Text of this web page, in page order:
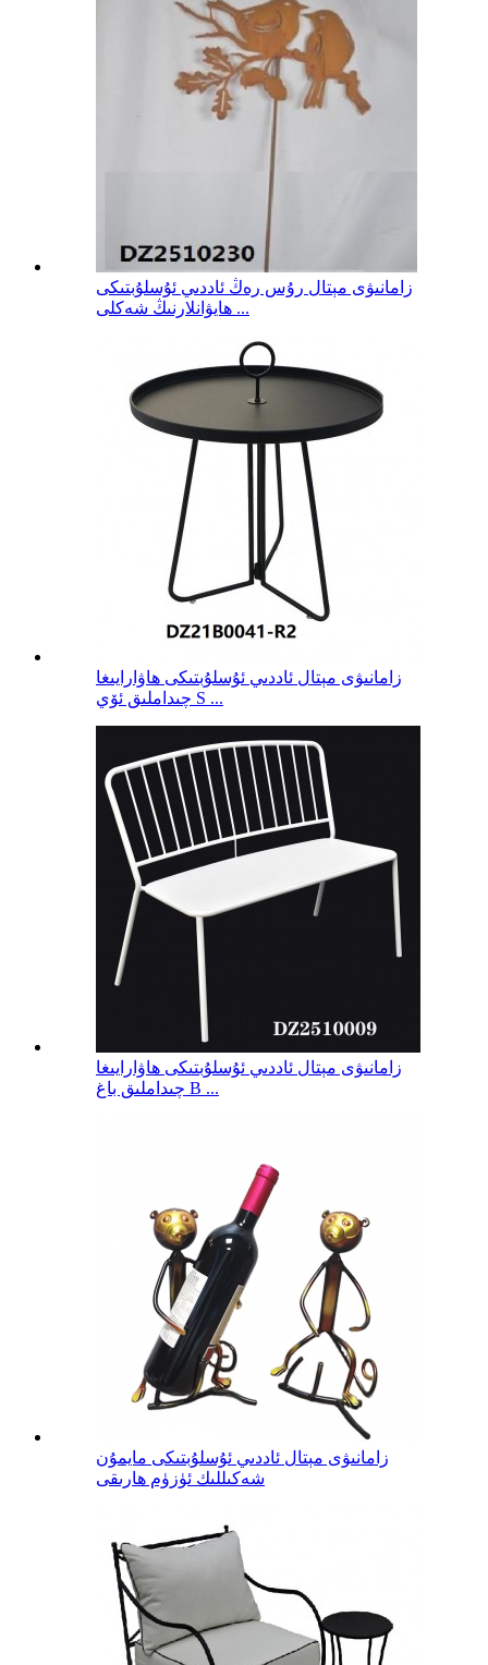
زامانىۋى مېتال رۇس رەڭ ئاددىي ئۇسلۇبتىكى
ھايۋانلارنىڭ شەكلى ...
زامانىۋى مېتال ئاددىي ئۇسلۇبتىكى ھاۋارايىغا
چىداملىق ئۆي S ...
زامانىۋى مېتال ئاددىي ئۇسلۇبتىكى ھاۋارايىغا
چىداملىق باغ B ...
زامانىۋى مېتال ئاددىي ئۇسلۇبتىكى مايمۇن
شەكىللىك ئۈزۈم ھارىقى